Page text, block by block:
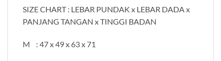
SIZE CHART : LEBAR PUNDAK x LEBAR DADA x
PANJANG TANGAN x TINGGI BADAN
M : 47 x 49 x 63 x 71